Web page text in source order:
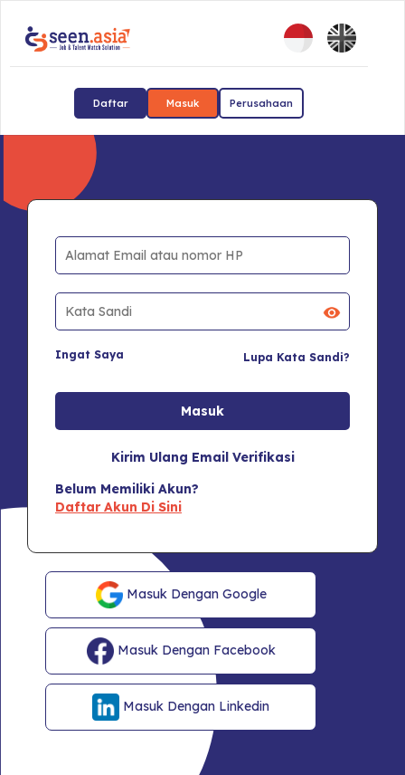
Daftar Masuk Perusahaan
Ingat Saya Lupa Kata Sandi?
Kirim Ulang Email Verifikasi
Belum Memiliki Akun?
Daftar Akun Di Sini
Masuk Dengan Google
Masuk Dengan Facebook
Masuk Dengan Linkedin